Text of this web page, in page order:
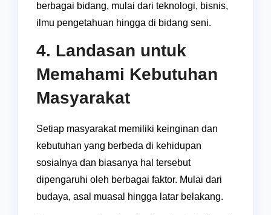
berbagai bidang, mulai dari teknologi, bisnis,
ilmu pengetahuan hingga di bidang seni.
4. Landasan untuk
Memahami Kebutuhan
Masyarakat
Setiap masyarakat memiliki keinginan dan
kebutuhan yang berbeda di kehidupan
sosialnya dan biasanya hal tersebut
dipengaruhi oleh berbagai faktor. Mulai dari
budaya, asal muasal hingga latar belakang.